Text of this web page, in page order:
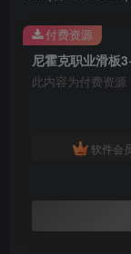
尼霍克职业滑板
此内容为付费资源
软件会
付费资源